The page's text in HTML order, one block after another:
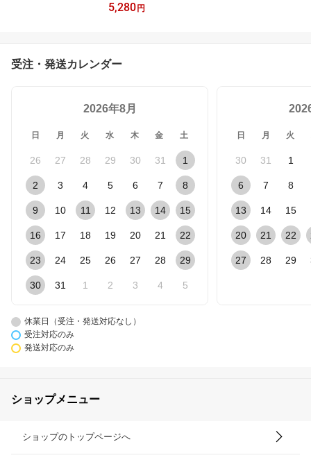
エルS 交換用チップ材 家
エコパワーチップ 8W（8
リットル入×2袋)
5,280 円
受注・発送カレンダー
2026年8月
日 月 火 水 木 金 土
26 27 28 29 30 31 1
2 3 4 5 6 7 8
9 10 11 12 13 14 15
16 17 18 19 20 21 22
23 24 25 26 27 28 29
30 31 1 2 3 4 5
日 月 火
30 31 1
6 7 8
13 14 15
20 21 22
27 28 29
休業日（受注・発送対応なし）
受注対応のみ
発送対応のみ
ショップメニュー
ショップのトップページへ